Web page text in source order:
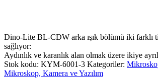
Dino-Lite BL-CDW arka ışık bölümü iki farklı
sağlıyor:
Aydınlık ve karanlık alan olmak üzere ikiye
Stok kodu: KYM-6001-3 Kategoriler:
Mikroskop, Kamera ve Yazılım